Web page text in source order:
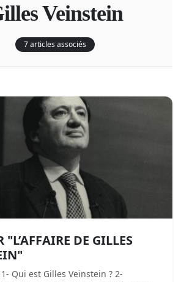
Veinstein
7 articles associés
"L’AFFAIRE DE GILLES
Qui est Gilles Veinstein ? 2-